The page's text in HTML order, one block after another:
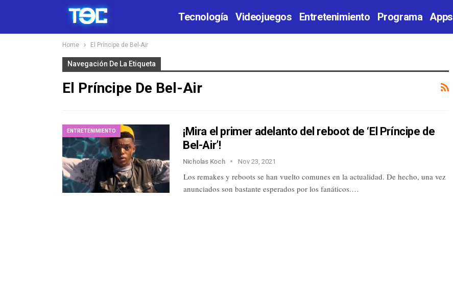
Tecnología Videojuegos Entretenimiento Programa Apps
Home El Príncipe de Bel-Air
Navegación De La Etiqueta
El Príncipe De Bel-Air
ENTRETENIMIENTO
¡Mira el primer adelanto del reboot de ‘El Príncipe de
Bel-Air’!
Nicholas Koch Nov 23, 2021
Los remakes y reboots se han vuelto comunes en la actualidad. De hecho, una vez
anunciados son bastante esperados por los fanáticos.…